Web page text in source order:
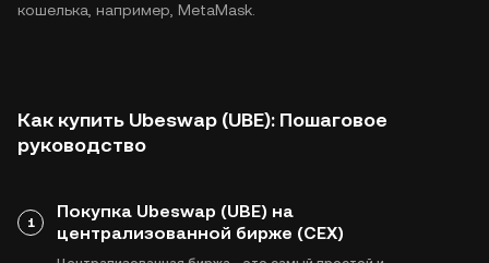
кошелька, например, MetaMask.
Как купить Ubeswap (UBE): Пошаговое
руководство
1
Покупка Ubeswap (UBE) на
централизованной бирже (CEX)